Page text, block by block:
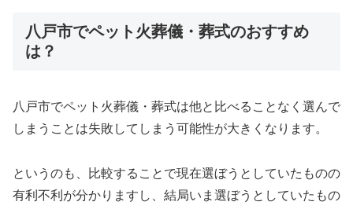
八戸市でペット火葬儀・葬式のおすすめ
は？
八戸市でペット火葬儀・葬式は他と比べることなく選んで
しまうことは失敗してしまう可能性が大きくなります。
というのも、比較することで現在選ぼうとしていたものの
有利不利が分かりますし、結局いま選ぼうとしていたもの